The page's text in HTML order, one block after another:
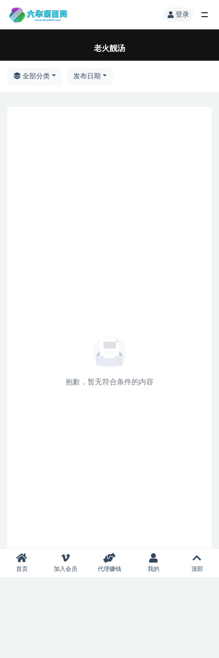
登录
老火靓汤
全部分类 发布日期
抱歉，暂无符合条件的内容
首页 加入会员 代理赚钱 我的 顶部